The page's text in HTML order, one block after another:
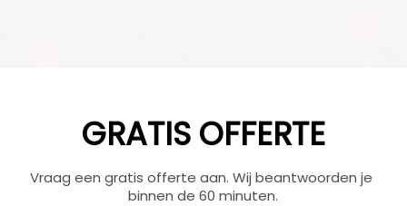
GRATIS OFFERTE
Vraag een gratis offerte aan. Wij beantwoorden je
binnen de 60 minuten.